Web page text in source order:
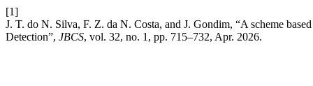
[1]
J. T. do N. Silva, F. Z. da N. Costa, and J. Gondim, “A scheme
Detection”, JBCS, vol. 32, no. 1, pp. 715–732, Apr. 2026.